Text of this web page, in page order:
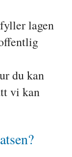
lagen
du kan
vi kan